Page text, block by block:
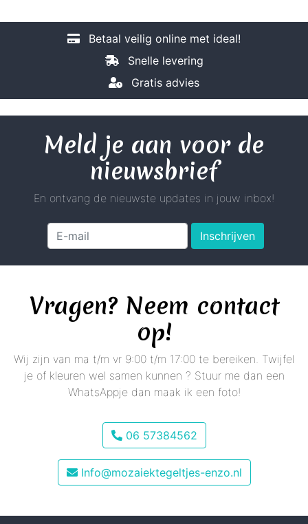
Betaal veilig online met ideal!
Snelle levering
Gratis advies
Meld je aan voor de
nieuwsbrief
En ontvang de nieuwste updates in jouw inbox!
Inschrijven
Vragen? Neem contact
op!
Wij zijn van ma t/m vr 9:00 t/m 17:00 te bereiken. Twijfel
je of kleuren wel samen kunnen ? Stuur me dan een
WhatsAppje dan maak ik een foto!
06 57384562
Info@mozaiektegeltjes-enzo.nl